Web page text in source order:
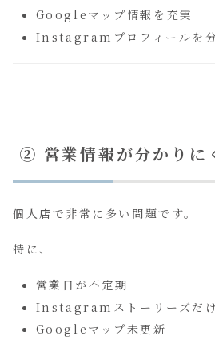
Googleマップ情報を充実
Instagramプロフィールを分
② 営業情報が分かりに
個人店で非常に多い問題です。
特に、
営業日が不定期
Instagramストーリーズだ
Googleマップ未更新